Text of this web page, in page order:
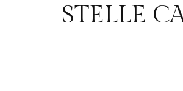
STELLE